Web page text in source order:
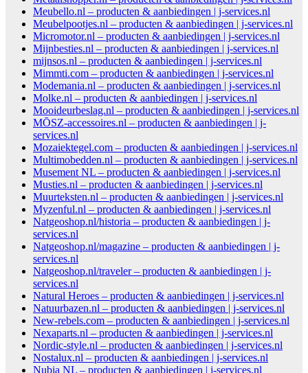
Meubello.nl – producten & aanbiedingen | j-services.nl
Meubelpootjes.nl – producten & aanbiedingen | j-services.nl
Micromotor.nl – producten & aanbiedingen | j-services.nl
Mijnbesties.nl – producten & aanbiedingen | j-services.nl
mijnsos.nl – producten & aanbiedingen | j-services.nl
Mimmti.com – producten & aanbiedingen | j-services.nl
Modemania.nl – producten & aanbiedingen | j-services.nl
Molke.nl – producten & aanbiedingen | j-services.nl
Mooideurbeslag.nl – producten & aanbiedingen | j-services.nl
MŌSZ-accessoires.nl – producten & aanbiedingen | j-
services.nl
Mozaiektegel.com – producten & aanbiedingen | j-services.nl
Multimobedden.nl – producten & aanbiedingen | j-services.nl
Musement NL – producten & aanbiedingen | j-services.nl
Musties.nl – producten & aanbiedingen | j-services.nl
Muurteksten.nl – producten & aanbiedingen | j-services.nl
Myzenful.nl – producten & aanbiedingen | j-services.nl
Natgeoshop.nl/historia – producten & aanbiedingen | j-
services.nl
Natgeoshop.nl/magazine – producten & aanbiedingen | j-
services.nl
Natgeoshop.nl/traveler – producten & aanbiedingen | j-
services.nl
Natural Heroes – producten & aanbiedingen | j-services.nl
Natuurbazen.nl – producten & aanbiedingen | j-services.nl
New-rebels.com – producten & aanbiedingen | j-services.nl
Nexaparts.nl – producten & aanbiedingen | j-services.nl
Nordic-style.nl – producten & aanbiedingen | j-services.nl
Nostalux.nl – producten & aanbiedingen | j-services.nl
Nubia NL – producten & aanbiedingen | j-services.nl